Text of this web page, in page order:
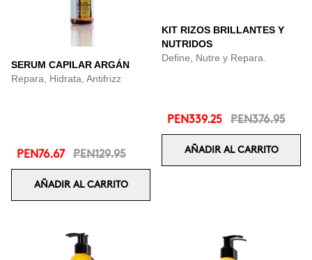
SERUM CAPILAR ARGÁN
Repara, Hidrata, Antifrizz
PEN76.67 PEN129.95
AÑADIR AL CARRITO
KIT RIZOS BRILLANTES Y
NUTRIDOS
Define, Nutre y Repara.
PEN339.25 PEN376.95
AÑADIR AL CARRITO